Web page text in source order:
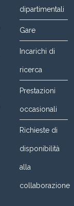
dipartimentali
Gare
Incarichi di
ricerca
Prestazioni
occasionali
Richieste di
disponibilità
alla
collaborazione